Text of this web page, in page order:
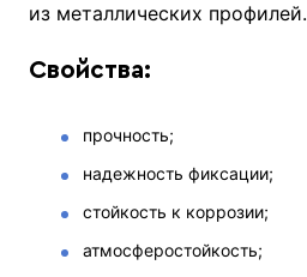
из металлических профилей.
Свойства:
прочность;
надежность фиксации;
стойкость к коррозии;
атмосферостойкость;